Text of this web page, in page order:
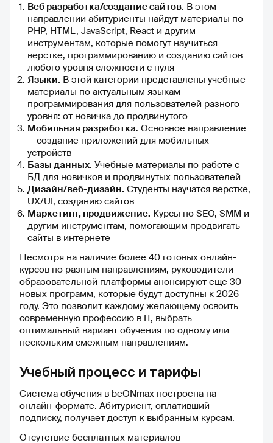
Веб разработка/создание сайтов. В этом
направлении абитуриенты найдут материалы по
PHP, HTML, JavaScript, React и другим
инструментам, которые помогут научиться
верстке, программированию и созданию сайтов
любого уровня сложности с нуля
Языки. В этой категории представлены учебные
материалы по актуальным языкам
программирования для пользователей разного
уровня: от новичка до продвинутого
Мобильная разработка. Основное направление
— создание приложений для мобильных
устройств
Базы данных. Учебные материалы по работе с
БД для новичков и продвинутых пользователей
Дизайн/веб-дизайн. Студенты научатся верстке,
UX/UI, созданию сайтов
Маркетинг, продвижение. Курсы по SEO, SMM и
другим инструментам, помогающим продвигать
сайты в интернете
Несмотря на наличие более 40 готовых онлайн-
курсов по разным направлениям, руководители
образовательной платформы анонсируют еще 30
новых программ, которые будут доступны к 2026
году. Это позволит каждому желающему освоить
современную профессию в IT, выбрать
оптимальный вариант обучения по одному или
нескольким смежным направлениям.
Учебный процесс и тарифы
Система обучения в beONmax построена на
онлайн-формате. Абитуриент, оплативший
подписку, получает доступ к выбранным курсам.
Отсутствие бесплатных материалов —